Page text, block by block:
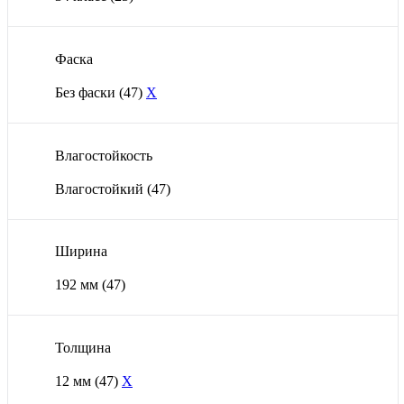
Фаска
Без фаски (47) X
Влагостойкость
Влагостойкий (47)
Ширина
192 мм (47)
Толщина
12 мм (47) X